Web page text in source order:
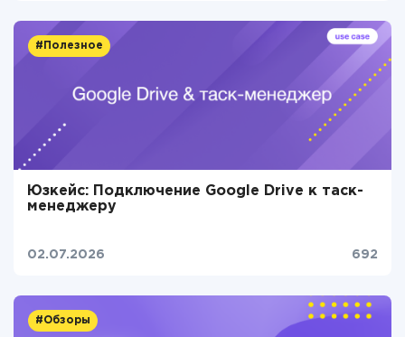
#Полезное
Юзкейс: Подключение Google Drive к таск-
менеджеру
02.07.2026 692
#Обзоры